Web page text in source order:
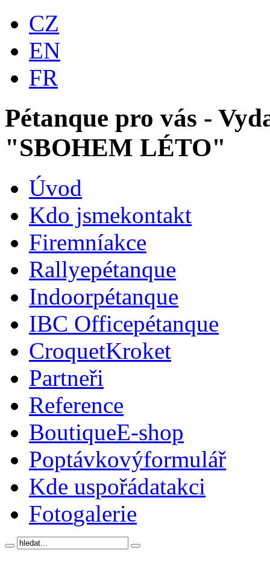
CZ
EN
FR
Pétanque pro vás -
"SBOHEM LÉTO"
Úvod
Kdo jsmekontakt
Firemníakce
Rallyepétanque
Indoorpétanque
IBC Officepétanque
CroquetKroket
Partneři
Reference
BoutiqueE-shop
Poptávkovýformulář
Kde uspořádatakci
Fotogalerie